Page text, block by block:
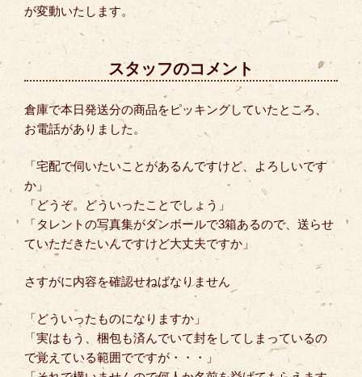
が変動いたします。
スタッフのコメント
倉庫で本日発送分の商品をピッキングしていたところ、
お電話がありました。
「宅配で伺いたいことがあるんですけど、よろしいです
か」
「どうぞ。どういったことでしょう」
「タレントの写真集がダンボールで3箱あるので、送らせ
ていただきたいんですけど大丈夫ですか」
さすがに内容を確認せねばなりません
「どういったものになりますか」
「実はもう、梱包も済んでいて封をしてしまっているの
で覚えている範囲でですが・・・」